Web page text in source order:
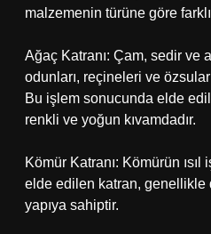
malzemenin türüne göre
Ağaç Katranı: Çam, sedir ve
odunları, reçineleri ve
Bu işlem sonucunda elde
renkli ve yoğun kıvamdadır.
Kömür Katranı: Kömürün
elde edilen katran, genellikle
yapıya sahiptir.